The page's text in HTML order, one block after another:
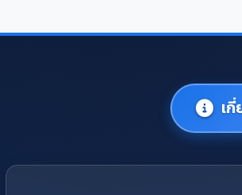
เกี่